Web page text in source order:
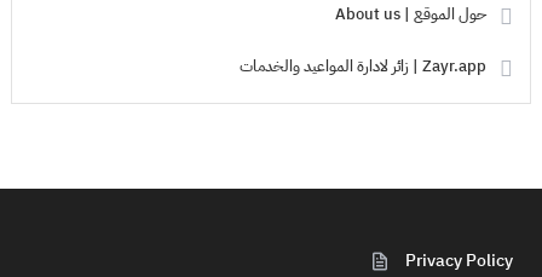
حول الموقع | About us
Zayr.app | زائر لادارة المواعيد والخدمات
Privacy Policy